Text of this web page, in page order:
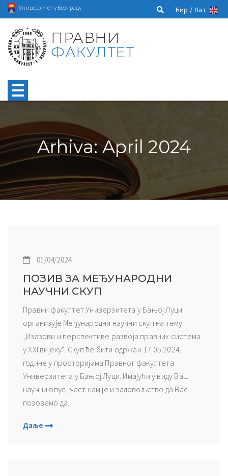
Универзитет у Београду Ћир /Лат
ПРАВНИ
ФАКУЛТЕТ
Arhiva: April 2024
01/04/2024
ПОЗИВ ЗА МЕЂУНАРОДНИ
НАУЧНИ СКУП
Правни факултет Универзитета у Бањој Луци
организује Међународни научни скуп на тему
„Изазови и перспективе развоја правних система
у XXI вијеку“. Скуп ће бити одржан 17.05.2024.
године у просторијама Правног факултета
Универзитета у Бањој Луци. Имајући у виду Ваш
научни опус, част нам je и задовољство да Вас
позовемо да...
Даље